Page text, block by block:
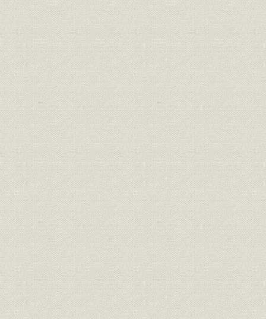
第4節 企業市民として
第5節 事業競争力のさらなる強化
第6節 マルチメディア技術の開発とインフラの整備
第7節 グループ会社の設立と活動
第8節 業績の推移
第2章 様変わりした経営環境のもとで(平成8年~12年)
第1節 深刻化する平成不況
第2節 市場構造の変化に対応できる強い体質づくり
第3節 新しいビジネスの形を求めて
第4節 時代に即応した研究開発・生産体制の構築
第5節 生産拠点の拡充
第6節 業績の推移
第6編 豊かで創発的な社会に貢献するために(平成13年~18年)